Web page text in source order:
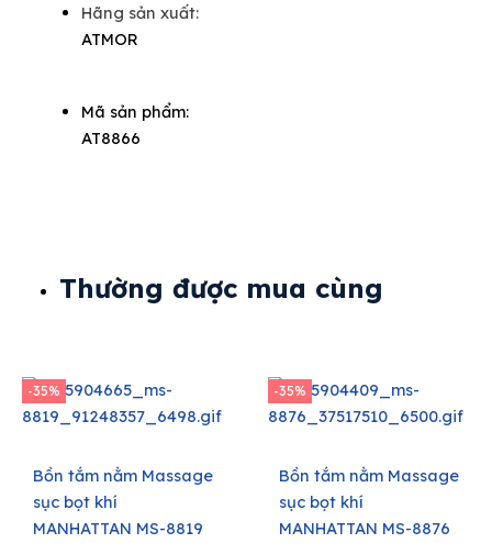
Hãng sản xuất:
ATMOR
Mã sản phẩm:
AT8866
Thường được mua cùng
-35%
Bồn tắm nằm Massage
sục bọt khí
MANHATTAN MS-8819
-35%
Bồn tắm nằm Massage
sục bọt khí
MANHATTAN MS-8876